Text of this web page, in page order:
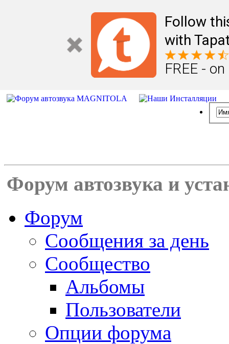
Follow
with
FREE -
Форум автозвука и
Форум
Сообщения за день
Сообщество
Альбомы
Пользователи
Опции форума